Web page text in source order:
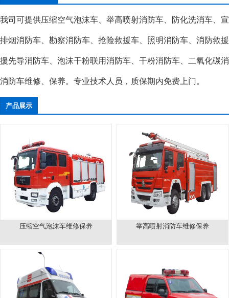
我司可提供压缩空气泡沫车、举高喷射消防车、防化洗消车、
排烟消防车、勘察消防车、抢险救援车、照明消防车、消防救
援先导消防车、泡沫干粉联用消防车、干粉消防车、二氧化碳
消防车维修、保养。专业技术人员，质保期内免费上门。
产品展示
压缩空气泡沫车维修保养 举高喷射消防车维修保养